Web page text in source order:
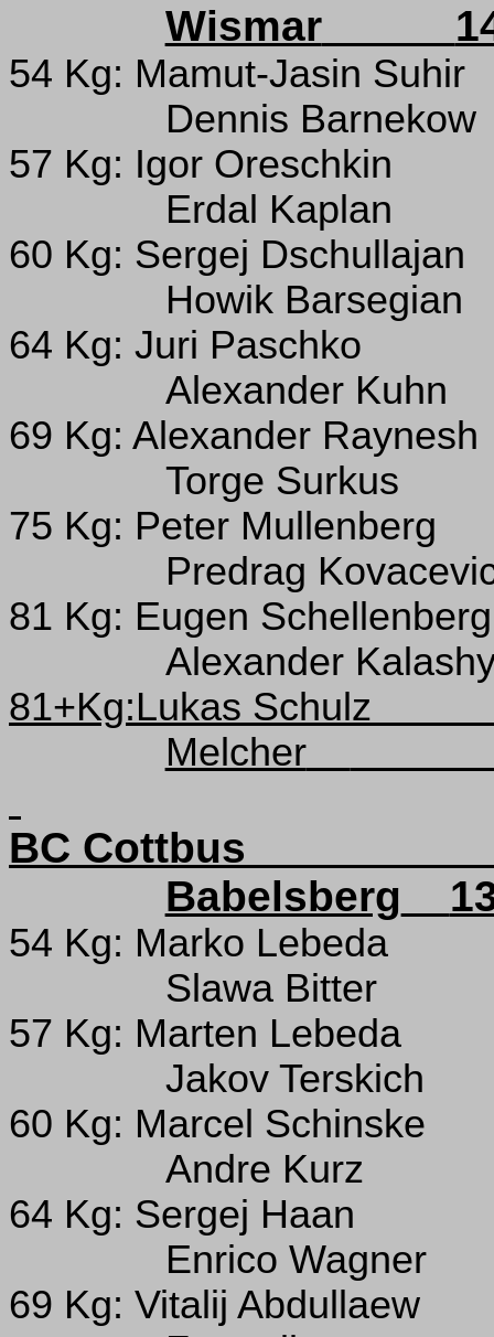
Wismar
54 Kg: Mamut-Jasin Suhir
Dennis Barnekow
57 Kg: Igor Oreschkin
Erdal Kaplan
60 Kg: Sergej Dschullajan
Howik Barsegian
64 Kg: Juri Paschko
Alexander Kuhn
69 Kg: Alexander Raynesh
Torge Surkus
75 Kg: Peter Mullenberg
Predrag
81 Kg: Eugen Schellenberg
Alexander
81+Kg:Lukas Schulz
Melcher
BC Cottbus
Babelsberg
54 Kg: Marko Lebeda
Slawa Bitter
57 Kg: Marten Lebeda
Jakov Terskich
60 Kg: Marcel Schinske
Andre Kurz
64 Kg: Sergej Haan
Enrico Wagner
69 Kg: Vitalij Abdullaew